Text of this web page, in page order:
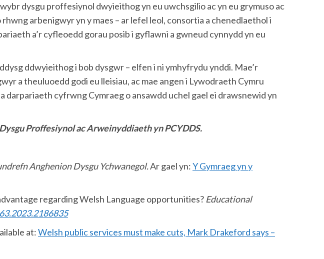
dysgu proffesiynol dwyieithog yn eu uwchsgilio ac yn eu grymuso ac
arbenigwyr yn y maes – ar lefel leol, consortia a chenedlaethol i
a’r cyfleoedd gorau posib i gyflawni a gwneud cynnydd yn eu
ddwyieithog i bob dysgwr – elfen i ni ymhyfrydu ynddi. Mae’r
a theuluoedd godi eu lleisiau, ac mae angen i Lywodraeth Cymru
cyfrwng Cymraeg o ansawdd uchel gael ei drawsnewid yn
Proffesiynol ac Arweinyddiaeth yn PCYDDS.
Anghenion Dysgu Ychwanegol.Ar gael yn:YGymraegyny
regarding Welsh Language opportunities? Educational
at:Welsh public services must make cuts, Mark Drakeford says –